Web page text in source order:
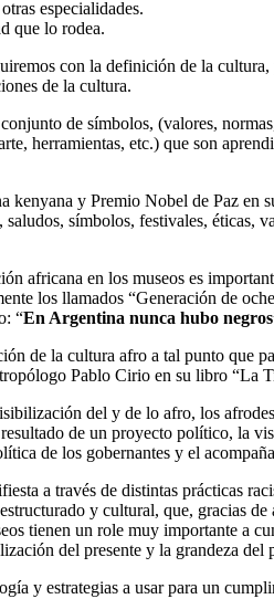
especialidades.
que lo rodea.
con la definición de la
de la cultura.
de símbolos, (valores,
herramientas, etc.) que son
kenyana y Premio Nobel de Paz
símbolos, festivales,
africana en los museos es
los llamados “Generación de
“En Argentina nunca hubo
de la cultura afro a tal punto que
Pablo Cirio en su libro “La
del y de lo afro, los
de un proyecto político, la
de los gobernantes y el
a través de distintas prácticas
y cultural, que, gracias de
tienen un role muy importante a
del presente y la grandeza
y estrategias a usar para un